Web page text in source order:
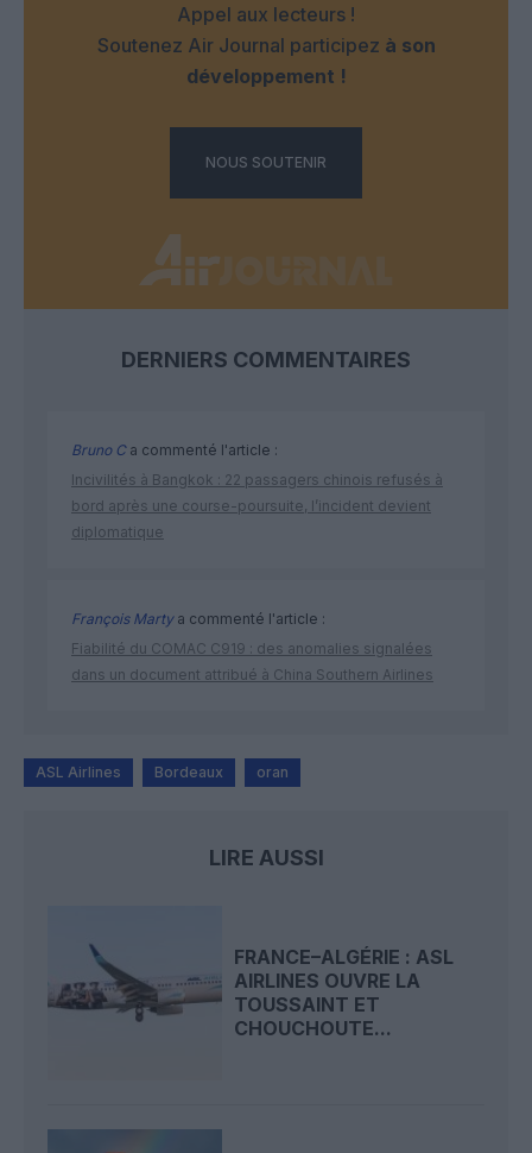
Appel aux lecteurs !
Soutenez Air Journal participez à son
développement !
NOUS SOUTENIR
DERNIERS COMMENTAIRES
Bruno Ca commenté l'article :
Incivilités à Bangkok : 22 passagers chinois refusés à
bord après une course-poursuite, l’incident devient
diplomatique
François Martya commenté l'article :
Fiabilité du COMAC C919 : des anomalies signalées
dans un document attribué à China Southern Airlines
ASL Airlines Bordeaux oran
LIRE AUSSI
FRANCE–ALGÉRIE : ASL
AIRLINES OUVRE LA
TOUSSAINT ET
CHOUCHOUTE...